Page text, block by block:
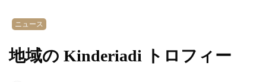
ニュース
地域の Kinderiadi トロフィー